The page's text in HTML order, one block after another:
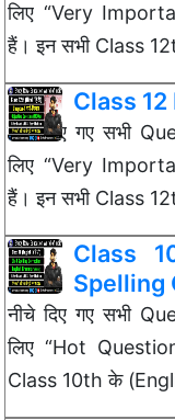
लिए “Very
हैं। इन सभी Class
Class 12
नीचे दिए गए सभी
लिए “Very
हैं। इन सभी Class
Class
Spelling
नीचे दिए गए सभी
लिए “Hot
Class 10th के